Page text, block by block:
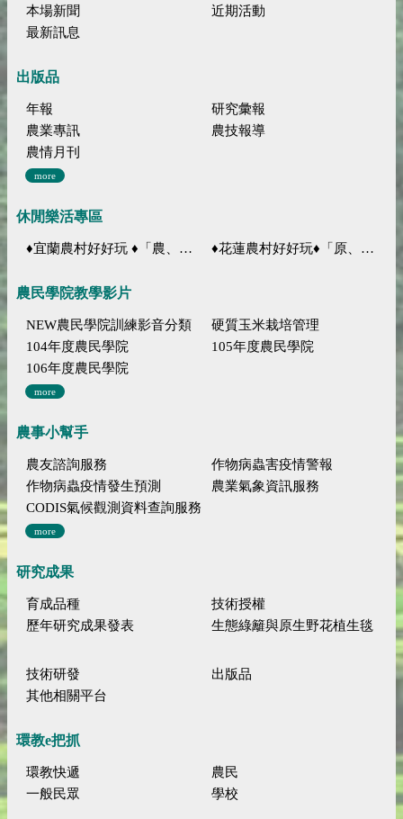
本場新聞
近期活動
最新訊息
出版品
年報
研究彙報
農業專訊
農技報導
農情月刊
more
休閒樂活專區
♦宜蘭農村好好玩 ♦「農、藝、山、水」四條遊程推薦 ♦花蓮農村好好玩♦「原、生、慢、活」四條遊程推薦
農民學院教學影片
NEW農民學院訓練影音分類
硬質玉米栽培管理
104年度農民學院
105年度農民學院
106年度農民學院
more
農事小幫手
農友諮詢服務
作物病蟲害疫情警報
作物病蟲疫情發生預測
農業氣象資訊服務
CODIS氣候觀測資料查詢服務
more
研究成果
育成品種
技術授權
歷年研究成果發表
生態綠籬與原生野花植生毯
技術研發
出版品
其他相關平台
環教e把抓
環教快遞
農民
一般民眾
學校